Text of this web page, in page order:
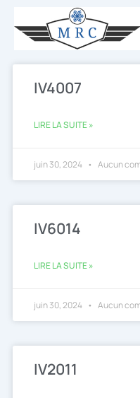
contenu
IV4007
LIRE LA SUITE »
juin 30, 2024 Aucun
IV6014
LIRE LA SUITE »
juin 30, 2024 Aucun
IV2011